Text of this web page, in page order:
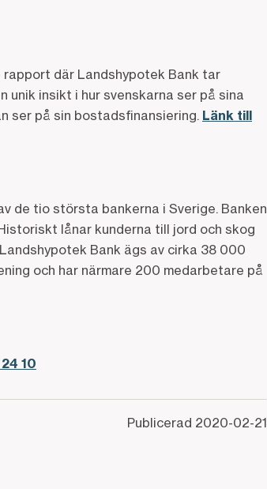
där Landshypotek Bank tar
unik insikt i hur svenskarna ser på sina
ser på sin bostadsfinansiering. Länk till
de tio största bankerna i Sverige. Banken
lånar kunderna till jord och skog
Bank ägs av cirka 38 000
och har närmare 200 medarbetare på
10
Publicerad 2020-02-21